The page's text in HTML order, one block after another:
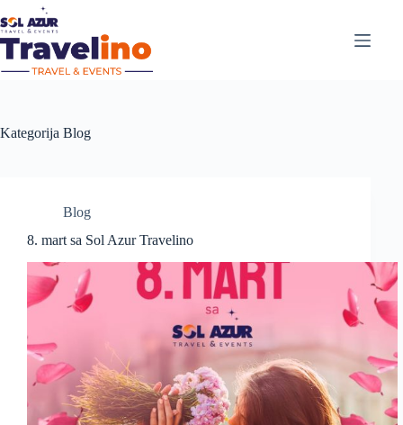
Kategorija Blog
Blog
8. mart sa Sol Azur Travelino